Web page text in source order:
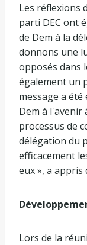
Les réflexions
parti DEC ont
de Dem à la
donnons une
opposés dans
également un
message a
Dem à
processus de
délégation du
efficacement
eux », a
Lors de la